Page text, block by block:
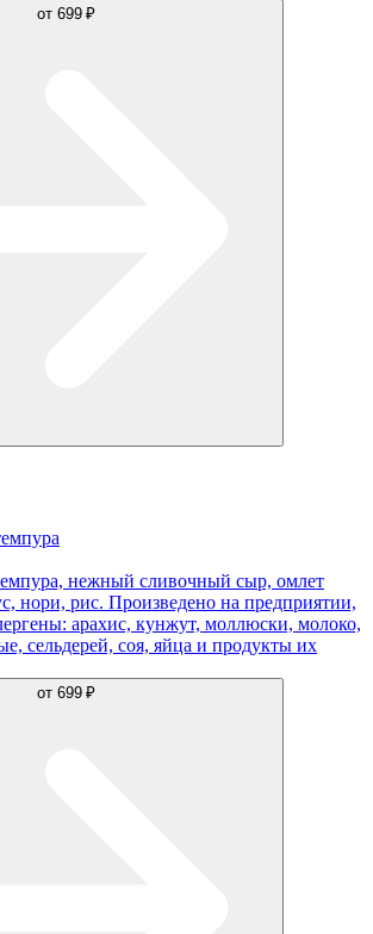
от 699 ₽
нежный сливочный сыр, омлет
нори, рис. Произведено на предприятии,
арахис, кунжут, моллюски, молоко,
сельдерей, соя, яйца и продукты их
от 699 ₽